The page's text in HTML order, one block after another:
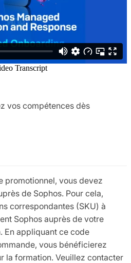
vos compétences dès
promotionnel, vous devez
de Sophos. Pour cela,
correspondantes (SKU) à
Sophos auprès de votre
En appliquant ce code
vous bénéficierez
la formation. Veuillez contacter